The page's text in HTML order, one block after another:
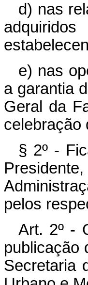
d) nas
e) nas
a garantia
Geral da
celebração
§ 2º -
pelos
Art. 2º -
publicação
Secretaria